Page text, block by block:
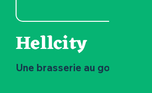
Hellcity
Une brasserie au goût de rock